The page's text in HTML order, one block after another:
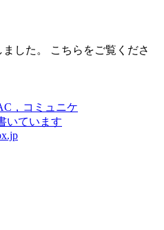
した。 こちらをご覧くださ
，コミュニケ
いています